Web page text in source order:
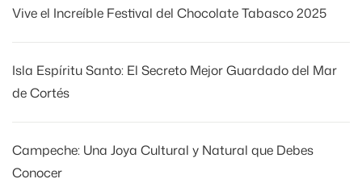
Vive el Increíble Festival del Chocolate Tabasco 2025
Isla Espíritu Santo: El Secreto Mejor Guardado del Mar
de Cortés
Campeche: Una Joya Cultural y Natural que Debes
Conocer